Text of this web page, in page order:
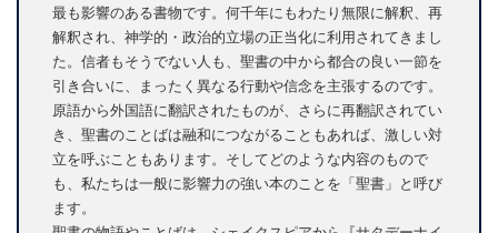
最も影響のある書物です。何千年にもわたり無限に解釈、再
解釈され、神学的・政治的立場の正当化に利用されてきまし
た。信者もそうでない人も、聖書の中から都合の良い一節を
引き合いに、まったく異なる行動や信念を主張するのです。
原語から外国語に翻訳されたものが、さらに再翻訳されてい
き、聖書のことばは融和につながることもあれば、激しい対
立を呼ぶこともあります。そしてどのような内容のもので
も、私たちは一般に影響力の強い本のことを「聖書」と呼び
ます。